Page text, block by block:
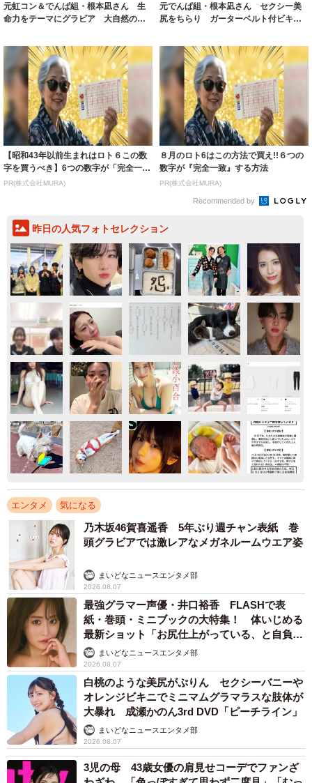
元虹コン＆でんぱ組・根本凪さん 生
命力をテーマにグラビア 大自然の中
元でんぱ組・根本凪さん セクシー美
尻をちらり ガーターベルト付ビキニ
【昭和43年以前生まれはロト６この数
字を買うべき】6つの数字が「完全一
致」する方...
PR(株式会社MURA)
８月のロト6はこの方法で買え!!６つの
数字が『完全一致』する方法
PR(株式会社MURA)
Recommended by
昨日の人気フォトセレクション
エンタメ 気になる
乃木坂46賀喜遥香 5年ぶり週チャン表紙 巻
頭グラビアでは激レアなメガネルームウエア姿
まいどなニュースエンタメ部
2026.08.07
最強グラマー声優・井口裕香 FLASHで表
紙・巻頭・ミニブックの大特集！ 体いじめる
最新ショット「お尻仕上がっている、と自負し
ています」「いくつになっても理想の身体でい
たい」
まいどなニュースエンタメ部
2026.08.07
白桃のような美尻がぷりん セクシーバニーや
オレンジビキニでミニマムグラマラスな肢体が
大暴れ 成瀬かのん3rd DVD「ピーチライン」
まいどなニュースエンタメ部
2026.08.07
3児の母 43歳女優の肩見せコーデでファンざ